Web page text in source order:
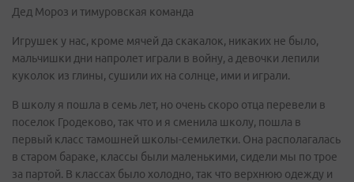
Дед Мороз и тимуровская команда
Игрушек у нас, кроме мячей да скакалок, никаких не было,
мальчишки дни напролет играли в войну, а девочки лепили
куколок из глины, сушили их на солнце, ими и играли.
В школу я пошла в семь лет, но очень скоро отца перевели в
поселок Гродеково, так что и я сменила школу, пошла в
первый класс тамошней школы-семилетки. Она располагалась
в старом бараке, классы были маленькими, сидели мы по трое
за партой. В классах было холодно, так что верхнюю одежду и